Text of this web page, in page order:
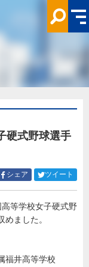
硬式野球選手
シェア Facebook
ェ
ア
ツイート
ェ
等学校女子硬式野
ました。
福井高等学校